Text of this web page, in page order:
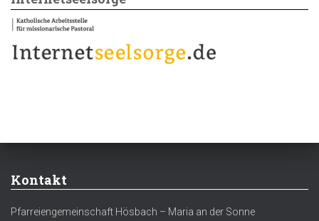
Kontakt
Pfarreiengemeinschaft Hösbach – Maria an der Sonne